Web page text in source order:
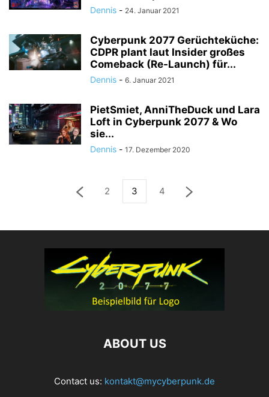
Dennis - 24. Januar 2021
Cyberpunk 2077 Gerüchteküche:
CDPR plant laut Insider großes
Comeback (Re-Launch) für...
Dennis - 6. Januar 2021
PietSmiet, AnniTheDuck und Lara
Loft in Cyberpunk 2077 & Wo
sie...
Dennis - 17. Dezember 2020
2 3 4
ABOUT US
Contact us: kontakt@mycyberpunk.de